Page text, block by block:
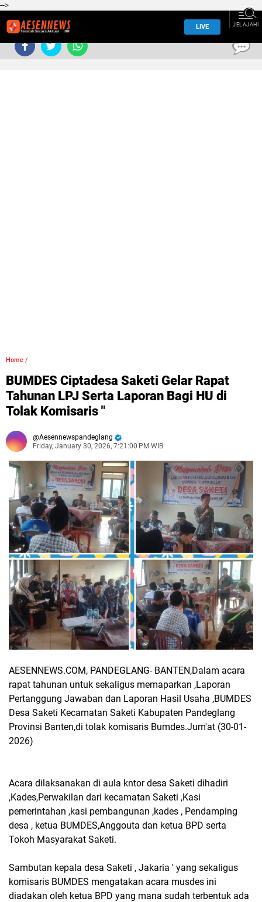
-->
LIVE JELAJAHI
Home /
BUMDES Ciptadesa Saketi Gelar Rapat
Tahunan LPJ Serta Laporan Bagi HU di
Tolak Komisaris "
Aesennewspandeglang
Friday, January 30, 2026, 7:21:00 PM WIB
AESENNEWS.COM, PANDEGLANG- BANTEN,Dalam acara
rapat tahunan untuk sekaligus memaparkan ,Laporan
Pertanggung Jawaban dan Laporan Hasil Usaha ,BUMDES
Desa Saketi Kecamatan Saketi Kabupaten Pandeglang
Provinsi Banten,di tolak komisaris Bumdes.Jum'at (30-01-
2026)
Acara dilaksanakan di aula kntor desa Saketi dihadiri
,Kades,Perwakilan dari kecamatan Saketi ,Kasi
pemerintahan ,kasi pembangunan ,kades , Pendamping
desa , ketua BUMDES,Anggouta dan ketua BPD serta
Tokoh Masyarakat Saketi.
Sambutan kepala desa Saketi , Jakaria ' yang sekaligus
komisaris BUMDES mengatakan acara musdes ini
diadakan oleh ketua BPD yang mana sudah terbentuk ada